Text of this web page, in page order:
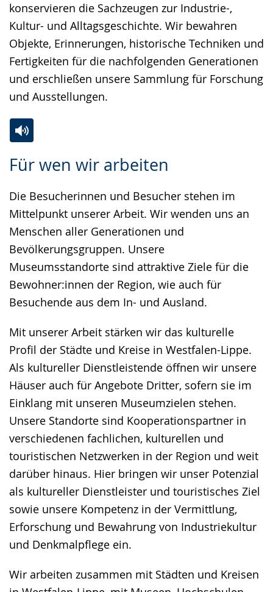
konservieren die Sachzeugen zur Industrie-,
Kultur- und Alltagsgeschichte. Wir bewahren
Objekte, Erinnerungen, historische Techniken und
Fertigkeiten für die nachfolgenden Generationen
und erschließen unsere Sammlung für Forschung
und Ausstellungen.
Für wen wir arbeiten
Die Besucherinnen und Besucher stehen im
Mittelpunkt unserer Arbeit. Wir wenden uns an
Menschen aller Generationen und
Bevölkerungsgruppen. Unsere
Museumsstandorte sind attraktive Ziele für die
Bewohner:innen der Region, wie auch für
Besuchende aus dem In- und Ausland.
Mit unserer Arbeit stärken wir das kulturelle
Profil der Städte und Kreise in Westfalen-Lippe.
Als kultureller Dienstleistende öffnen wir unsere
Häuser auch für Angebote Dritter, sofern sie im
Einklang mit unseren Museumzielen stehen.
Unsere Standorte sind Kooperationspartner in
verschiedenen fachlichen, kulturellen und
touristischen Netzwerken in der Region und weit
darüber hinaus. Hier bringen wir unser Potenzial
als kultureller Dienstleister und touristisches Ziel
sowie unsere Kompetenz in der Vermittlung,
Erforschung und Bewahrung von Industriekultur
und Denkmalpflege ein.
Wir arbeiten zusammen mit Städten und Kreisen
Leichten
wechseln.
Audio-
Video
Deutscher
Gebärdensprache
wird
angezeigt.